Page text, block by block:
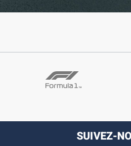
SUIVEZ-